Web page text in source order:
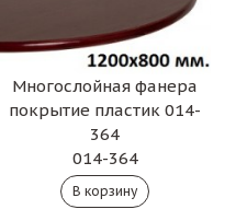
Многослойная фанера
покрытие пластик 014-
364
014-364